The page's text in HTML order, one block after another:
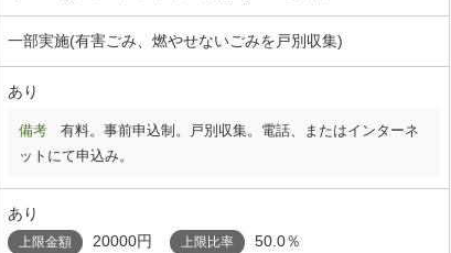
一部実施(有害ごみ、燃やせないごみを戸別収集)
あり
備考
有料。事前申込制。戸別収集。電話、またはインターネ
ットにて申込み。
あり
上限金額 20000円 上限比率 50.0％